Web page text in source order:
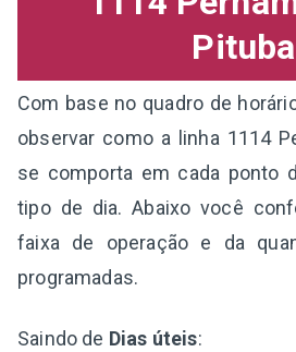
Pituba
Com base no quadro de
observar como a linha 1114
se comporta em cada ponto
tipo de dia. Abaixo você
faixa de operação e da
programadas.
Saindo de Dias úteis: